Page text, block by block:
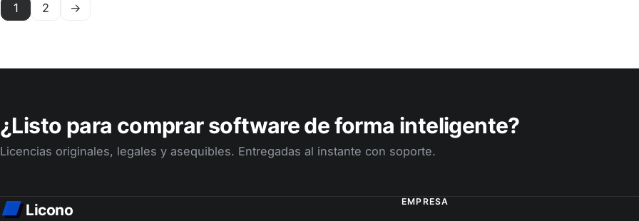
1 2 →
¿Listo para comprar software de forma inteligente?
Licencias originales, legales y asequibles. Entregadas al instante con soporte.
Licono EMPRESA